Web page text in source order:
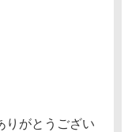
りがとうござい